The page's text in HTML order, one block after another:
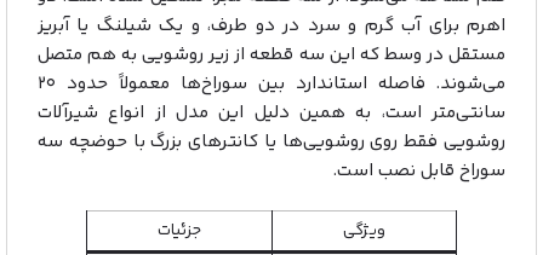
اهرم برای آب گرم و سرد در دو طرف، و یک شیلنگ یا آبریز
مستقل در وسط که این سه قطعه از زیر روشویی به هم متصل
می‌شوند. فاصله استاندارد بین سوراخ‌ها معمولاً حدود ۲۰
سانتی‌متر است، به همین دلیل این مدل از انواع شیرآلات
روشویی فقط روی روشویی‌ها یا کانترهای بزرگ با حوضچه سه‌
سوراخ قابل نصب است.
ویژگی
جزئیات